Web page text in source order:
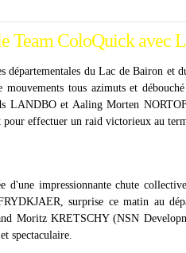
Team ColoQuick avec
départementales du Lac de Bairon et
mouvements tous azimuts et
LANDBO et Aaling Morten
pour effectuer un raid victorieux au
d'une impressionnante chute
surprise ce matin au
Moritz KRETSCHY (NSN
spectaculaire.